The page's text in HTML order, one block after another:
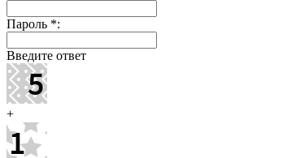
Пароль *:
Введите ответ
+